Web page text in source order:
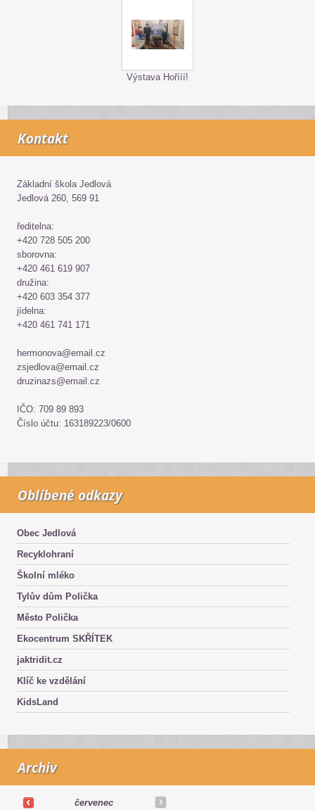
Výstava Hořííí!
Kontakt
Základní škola Jedlová
Jedlová 260, 569 91
ředitelna:
+420 728 505 200
sborovna:
+420 461 619 907
družina:
+420 603 354 377
jídelna:
+420 461 741 171
hermonova@email.cz
zsjedlova@email.cz
druzinazs@email.cz
IČO: 709 89 893
Číslo účtu: 163189223/0600
Oblíbené odkazy
Obec Jedlová
Recyklohraní
Školní mléko
Tylův dům Polička
Město Polička
Ekocentrum SKŘÍTEK
jaktridit.cz
Klíč ke vzdělání
KidsLand
Archiv
červenec